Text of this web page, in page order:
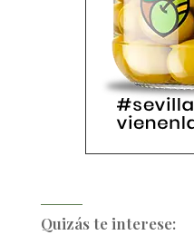
Quizás te interese: